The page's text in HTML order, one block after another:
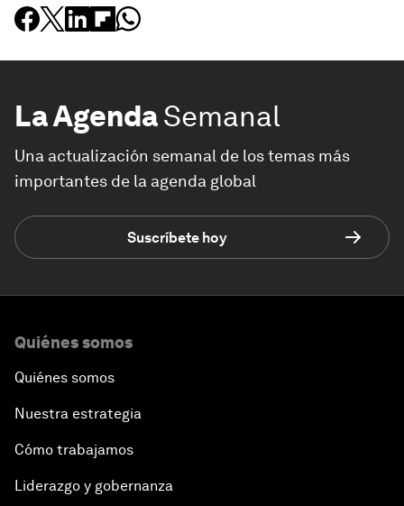
La AgendaSemanal
Una actualización semanal de los temas más
importantes de la agenda global
Suscríbete hoy
Quiénes somos
Quiénes somos
Nuestra estrategia
Cómo trabajamos
Liderazgo y gobernanza